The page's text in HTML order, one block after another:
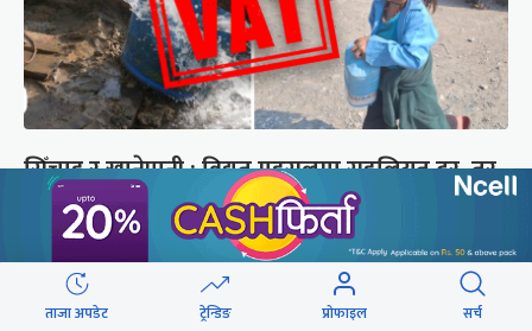
सिँचाइ र खानेपानी : विद्युत् महसुलमा सहुलियत दर, तर
१३ प्रतिशत भ्याटको भार
छुटाउनुभयो कि ?
ताजा अपडेट ट्रेन्डिङ प्रोफाइल सर्च